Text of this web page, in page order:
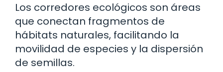
Los corredores ecológicos son áreas
que conectan fragmentos de
hábitats naturales, facilitando la
movilidad de especies y la dispersión
de semillas.